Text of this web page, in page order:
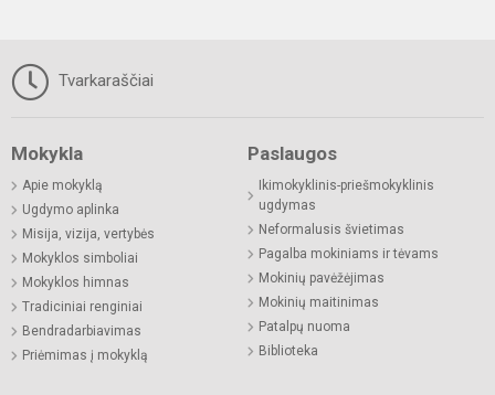
Tvarkaraščiai
Mokykla
Apie mokyklą
Ugdymo aplinka
Misija, vizija, vertybės
Mokyklos simboliai
Mokyklos himnas
Tradiciniai renginiai
Bendradarbiavimas
Priėmimas į mokyklą
Paslaugos
Ikimokyklinis-priešmokyklinis
ugdymas
Neformalusis švietimas
Pagalba mokiniams ir tėvams
Mokinių pavėžėjimas
Mokinių maitinimas
Patalpų nuoma
Biblioteka